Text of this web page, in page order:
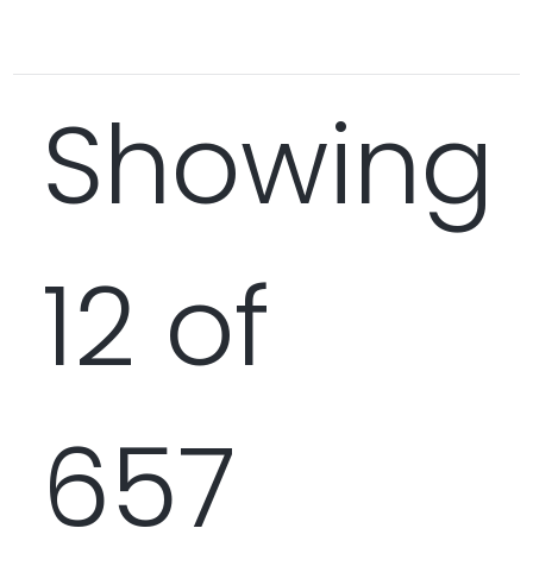
Showing
12 of
657